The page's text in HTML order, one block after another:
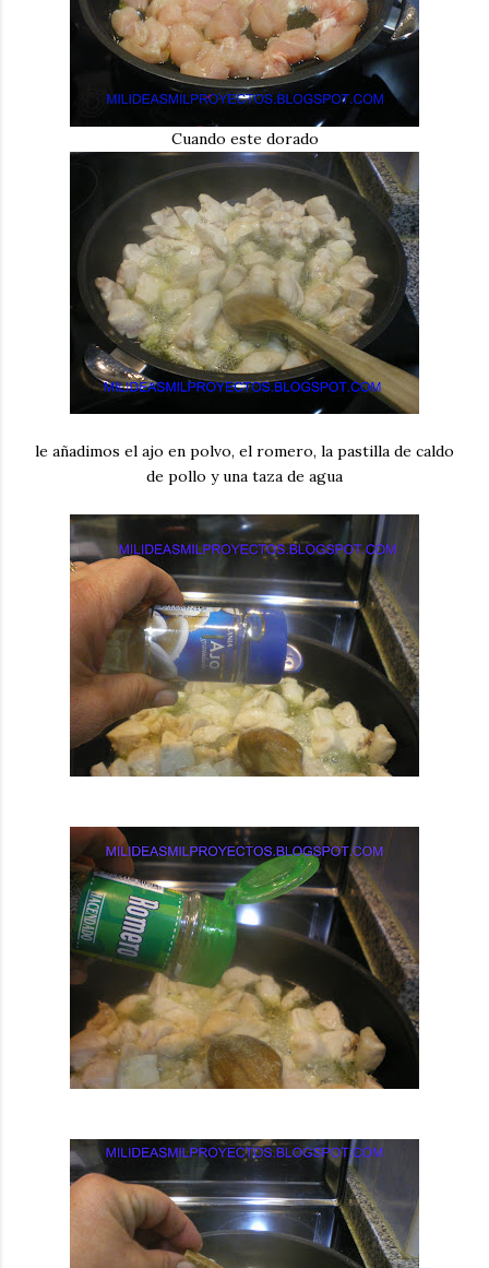
Cuando este dorado
le añadimos el ajo en polvo, el romero, la pastilla de caldo
de pollo y una taza de agua